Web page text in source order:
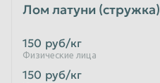
Лом латуни (стружка)
Физические лица
150 руб/кг
150 руб/кг